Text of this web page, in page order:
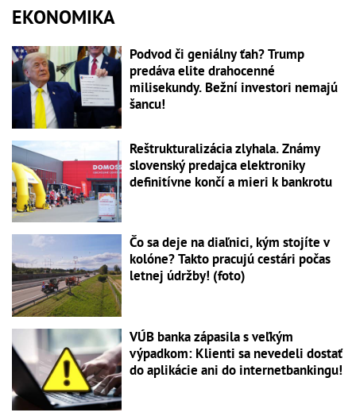
EKONOMIKA
Podvod či geniálny ťah? Trump
predáva elite drahocenné
milisekundy. Bežní investori nemajú
šancu!
Reštrukturalizácia zlyhala. Známy
slovenský predajca elektroniky
definitívne končí a mieri k bankrotu
Čo sa deje na diaľnici, kým stojíte v
kolóne? Takto pracujú cestári počas
letnej údržby! (foto)
VÚB banka zápasila s veľkým
výpadkom: Klienti sa nevedeli dostať
do aplikácie ani do internetbankingu!